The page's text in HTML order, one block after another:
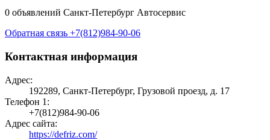
0 объявлений Санкт-Петербург Автосервис
Обратная связь +7(812)984-90-06
Контактная информация
Адрес:
192289, Санкт-Петербург, Грузовой проезд, д. 17
Телефон 1:
+7(812)984-90-06
Адрес сайта:
https://defriz.com/